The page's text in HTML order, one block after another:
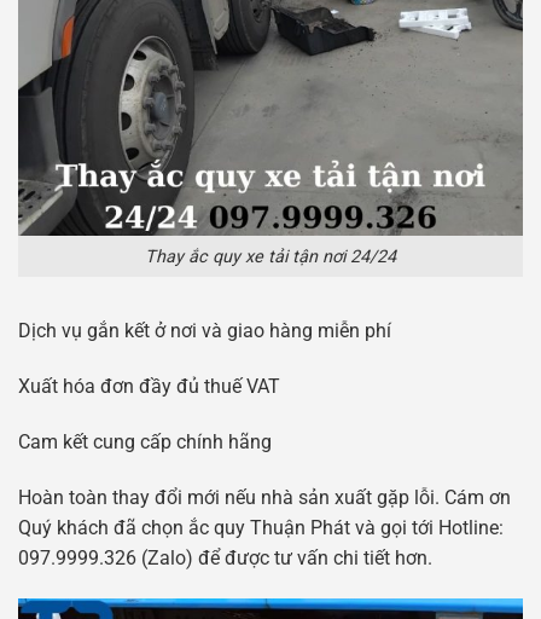
Thay ắc quy xe tải tận nơi 24/24
Dịch vụ gắn kết ở nơi và giao hàng miễn phí
Xuất hóa đơn đầy đủ thuế VAT
Cam kết cung cấp chính hãng
Hoàn toàn thay đổi mới nếu nhà sản xuất gặp lỗi. Cám ơn
Quý khách đã chọn ắc quy Thuận Phát và gọi tới Hotline:
097.9999.326 (Zalo) để được tư vấn chi tiết hơn.